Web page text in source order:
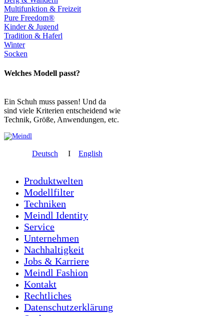
Multifunktion & Freizeit
Pure Freedom®
Kinder & Jugend
Tradition & Haferl
Winter
Socken
Welches Modell passt?
Ein Schuh muss passen! Und da
sind viele Kriterien entscheidend wie
Technik, Größe, Anwendungen, etc.
Deutsch I English
Produktwelten
Modellfilter
Techniken
Meindl Identity
Service
Unternehmen
Nachhaltigkeit
Jobs & Karriere
Meindl Fashion
Kontakt
Rechtliches
Datenschutzerklärung